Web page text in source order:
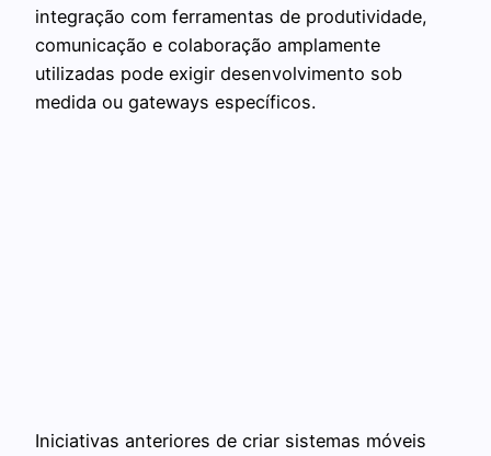
integração com ferramentas de produtividade,
comunicação e colaboração amplamente
utilizadas pode exigir desenvolvimento sob
medida ou gateways específicos.
Iniciativas anteriores de criar sistemas móveis